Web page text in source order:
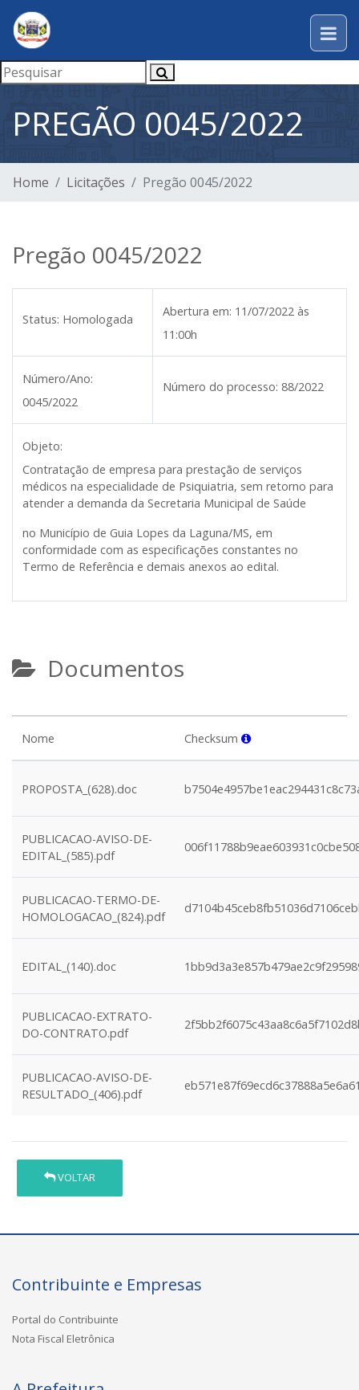
PREGÃO 0045/2022
Home Licitações Pregão 0045/2022
Pregão 0045/2022
Status: Homologada
Abertura em: 11/07/2022 às
11:00h
Número/Ano:
0045/2022
Número do processo: 88/2022
Objeto:
Contratação de empresa para prestação de serviços
médicos na especialidade de Psiquiatria, sem retorno para
atender a demanda da Secretaria Municipal de Saúde
no Município de Guia Lopes da Laguna/MS, em
conformidade com as especificações constantes no
Termo de Referência e demais anexos ao edital.
Documentos
Nome Checksum
PROPOSTA_(628).doc
PUBLICACAO-AVISO-DE-
EDITAL_(585).pdf
PUBLICACAO-TERMO-DE-
HOMOLOGACAO_(824).pdf
EDITAL_(140).doc
PUBLICACAO-EXTRATO-
DO-CONTRATO.pdf
PUBLICACAO-AVISO-DE-
RESULTADO_(406).pdf
VOLTAR
Contribuinte e Empresas
Portal do Contribuinte
Nota Fiscal Eletrônica